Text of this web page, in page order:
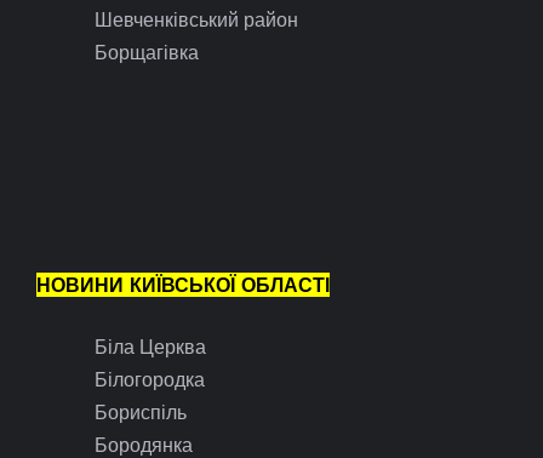
Шевченківський район
Борщагівка
НОВИНИ КИЇВСЬКОЇ ОБЛАСТІ
Біла Церква
Білогородка
Бориспіль
Бородянка